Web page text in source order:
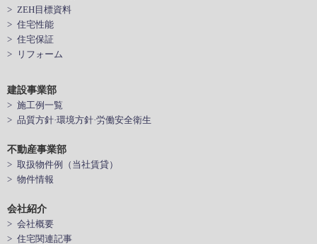
> ZEH目標資料
> 住宅性能
> 住宅保証
> リフォーム
建設事業部
> 施工例一覧
> 品質方針·環境方針·労働安全衛生
不動産事業部
> 取扱物件例（当社賃貸）
> 物件情報
会社紹介
> 会社概要
> 住宅関連記事